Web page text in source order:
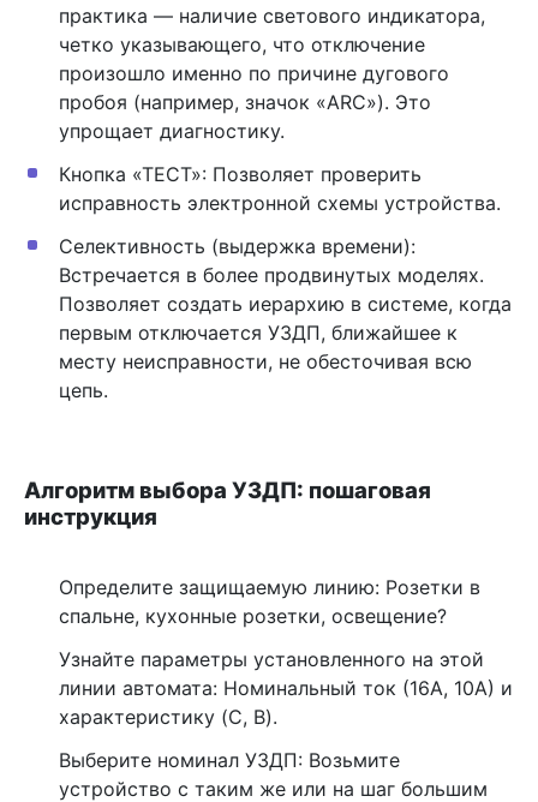
практика — наличие светового индикатора,
четко указывающего, что отключение
произошло именно по причине дугового
пробоя (например, значок «ARC»). Это
упрощает диагностику.
Кнопка «ТЕСТ»: Позволяет проверить
исправность электронной схемы устройства.
Селективность (выдержка времени):
Встречается в более продвинутых моделях.
Позволяет создать иерархию в системе, когда
первым отключается УЗДП, ближайшее к
месту неисправности, не обесточивая всю
цепь.
Алгоритм выбора УЗДП: пошаговая
инструкция
Определите защищаемую линию: Розетки в
спальне, кухонные розетки, освещение?
Узнайте параметры установленного на этой
линии автомата: Номинальный ток (16А, 10А) и
характеристику (C, B).
Выберите номинал УЗДП: Возьмите
устройство с таким же или на шаг большим